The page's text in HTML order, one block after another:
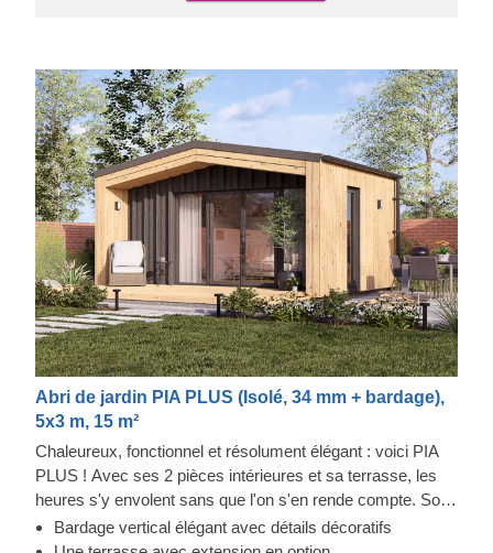
Abri de jardin PIA PLUS (Isolé, 34 mm + bardage),
5x3 m, 15 m²
Chaleureux, fonctionnel et résolument élégant : voici PIA
PLUS ! Avec ses 2 pièces intérieures et sa terrasse, les
heures s'y envolent sans que l'on s'en rende compte. Son
toit à double pente apporte à la fois ombre et charme,
donnant du caractère à la structure. Les doubles portes
Bardage vertical élégant avec détails décoratifs